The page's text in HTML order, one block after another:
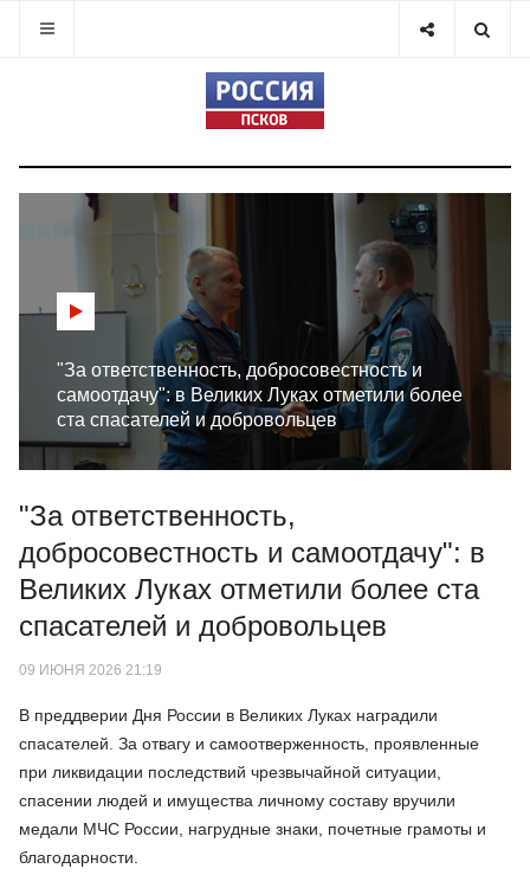
"За ответственность, добросовестность и
самоотдачу": в Великих Луках отметили более
ста спасателей и добровольцев
"За ответственность,
добросовестность и самоотдачу": в
Великих Луках отметили более ста
спасателей и добровольцев
09 ИЮНЯ 2026 21:19
В преддверии Дня России в Великих Луках наградили
спасателей. За отвагу и самоотверженность, проявленные
при ликвидации последствий чрезвычайной ситуации,
спасении людей и имущества личному составу вручили
медали МЧС России, нагрудные знаки, почетные грамоты и
благодарности.